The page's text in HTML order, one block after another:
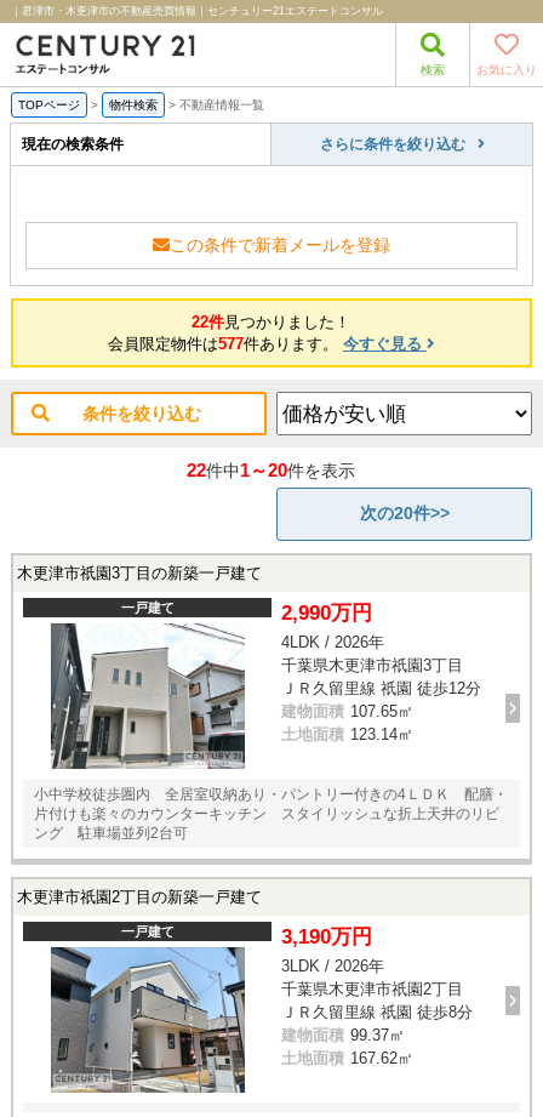
｜君津市・木更津市の不動産売買情報｜センチュリー21エステートコンサル
検索 お気に入り
TOPページ > 物件検索 > 不動産情報一覧
現在の検索条件 さらに条件を絞り込む
この条件で新着メールを登録
22件見つかりました！
会員限定物件は577件あります。 今すぐ見る
条件を絞り込む
22件中1～20件を表示
次の20件>>
木更津市祇園3丁目の新築一戸建て
一戸建て 2,990万円
4LDK / 2026年
千葉県木更津市祇園3丁目
ＪＲ久留里線 祇園 徒歩12分
建物面積 107.65㎡
土地面積 123.14㎡
小中学校徒歩圏内 全居室収納あり・パントリー付きの4ＬＤＫ 配膳・
片付けも楽々のカウンターキッチン スタイリッシュな折上天井のリビ
ング 駐車場並列2台可
木更津市祇園2丁目の新築一戸建て
一戸建て 3,190万円
3LDK / 2026年
千葉県木更津市祇園2丁目
ＪＲ久留里線 祇園 徒歩8分
建物面積 99.37㎡
土地面積 167.62㎡